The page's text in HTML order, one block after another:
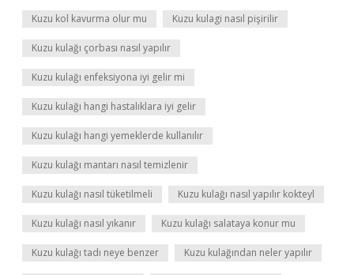
Kuzu kol kavurma olur mu Kuzu kulagi nasıl pişirilir
Kuzu kulağı çorbası nasıl yapılır
Kuzu kulağı enfeksiyona iyi gelir mi
Kuzu kulağı hangi hastalıklara iyi gelir
Kuzu kulağı hangi yemeklerde kullanılır
Kuzu kulağı mantarı nasıl temizlenir
Kuzu kulağı nasıl tüketilmeli Kuzu kulağı nasıl yapılır kokteyl
Kuzu kulağı nasıl yıkanır Kuzu kulağı salataya konur mu
Kuzu kulağı tadı neye benzer Kuzu kulağından neler yapılır